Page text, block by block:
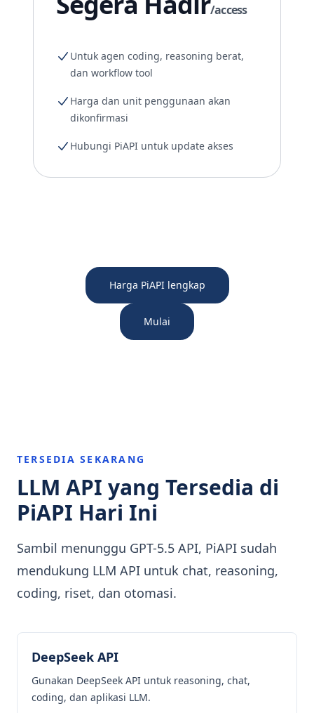
/access
Untuk agen coding, reasoning berat,
dan workflow tool
Harga dan unit penggunaan akan
dikonfirmasi
Hubungi PiAPI untuk update akses
Harga PiAPI lengkap
Mulai
TERSEDIA SEKARANG
LLM API yang Tersedia di
PiAPI Hari Ini
Sambil menunggu GPT-5.5 API, PiAPI sudah
mendukung LLM API untuk chat, reasoning,
coding, riset, dan otomasi.
DeepSeek API
Gunakan DeepSeek API untuk reasoning, chat,
coding, dan aplikasi LLM.